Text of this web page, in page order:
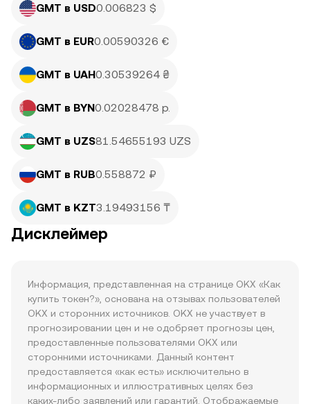
GMT в USD0.006823 $
GMT в EUR0.00590326 €
GMT в UAH0.30539264 ₴
GMT в BYN0.02028478 р.
GMT в UZS81.54655193 UZS
GMT в RUB0.558872 ₽
GMT в KZT3.19493156 ₸
Дисклеймер
Информация, представленная на странице OKX «Как
купить токен?», основана на отзывах пользователей
OKX и сторонних источников. OKX не участвует в
прогнозировании цен и не одобряет прогнозы цен,
предоставленные пользователями OKX или
сторонними источниками. Данный контент
предоставляется «как есть» исключительно в
информационных и иллюстративных целях без
каких-либо заявлений или гарантий. Отображаемые